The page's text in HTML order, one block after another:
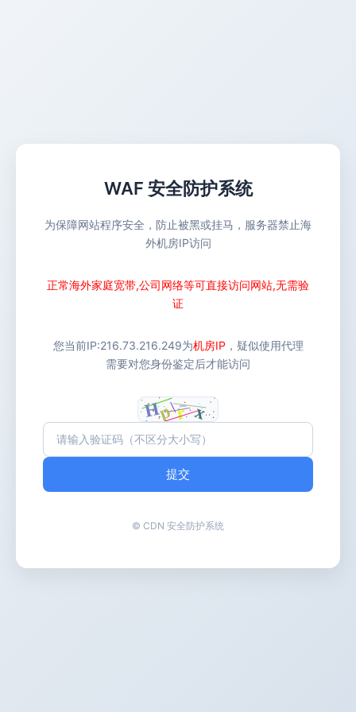
WAF 安全防护系统
为保障网站程序安全，防止被黑或挂马，服务器禁止海
外机房IP访问
正常海外家庭宽带,公司网络等可直接访问网站,无需验
证
您当前IP:216.73.216.249为机房IP ，疑似使用代理
需要对您身份鉴定后才能访问
提交
© CDN 安全防护系统